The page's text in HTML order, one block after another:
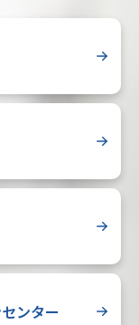
ンター